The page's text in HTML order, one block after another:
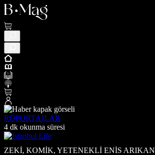
RÖPORTAJLAR
4 dk okunma süresi
ZEKİ, KOMİK, YETENEKLİ ENİS ARIKAN